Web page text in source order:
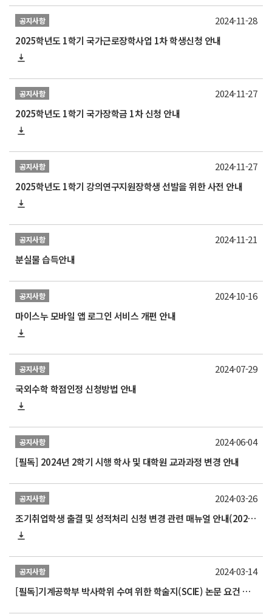
공지사항
2025학년도 1학기 국가근로장학사업 1차 학생신청 안내
2024-11-28
공지사항
2025학년도 1학기 국가장학금 1차 신청 안내
2024-11-27
공지사항
2025학년도 1학기 강의연구지원장학생 선발을 위한 사전 안내
2024-11-27
공지사항
분실물 습득안내
2024-11-21
공지사항
마이스누 모바일 앱 로그인 서비스 개편 안내
2024-10-16
공지사항
국외수학 학점인정 신청방법 안내
2024-07-29
공지사항
[필독] 2024년 2학기 시행 학사 및 대학원 교과과정 변경 안내
2024-06-04
공지사항
조기취업학생 출결 및 성적처리 신청 변경 관련 매뉴얼 안내(2024.3.1.개정본)
2024-03-26
공지사항
[필독]기계공학부 박사학위 수여 위한 학술지(SCIE) 논문 요건 개정 알림
2024-03-14